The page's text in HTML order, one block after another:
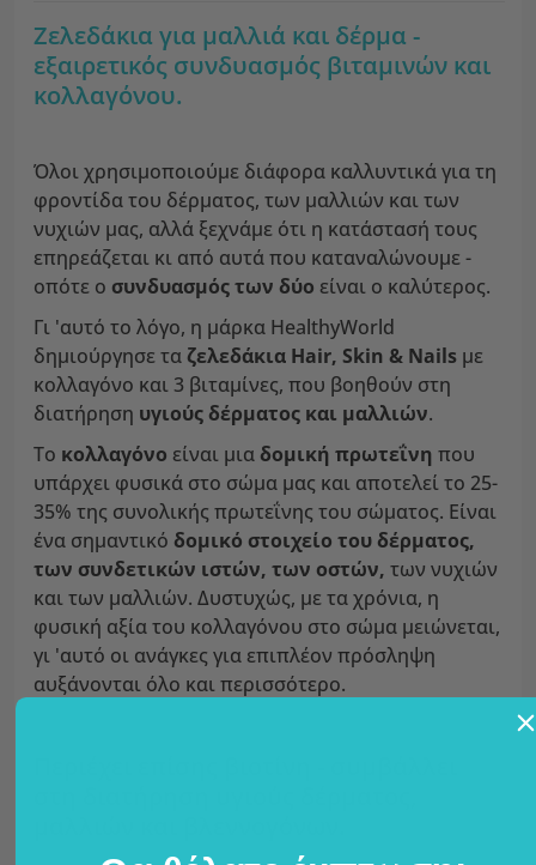
Ζελεδάκια για μαλλιά και δέρμα -
εξαιρετικός συνδυασμός βιταμινών και
κολλαγόνου.
Όλοι χρησιμοποιούμε διάφορα καλλυντικά για τη
φροντίδα του δέρματος, των μαλλιών και των
νυχιών μας, αλλά ξεχνάμε ότι η κατάστασή τους
επηρεάζεται κι από αυτά που καταναλώνουμε -
οπότε ο συνδυασμός των δύο είναι ο καλύτερος.
Γι 'αυτό το λόγο, η μάρκα HealthyWorld
δημιούργησε τα ζελεδάκια Hair, Skin & Nails με
κολλαγόνο και 3 βιταμίνες, που βοηθούν στη
διατήρηση υγιούς δέρματος και μαλλιών.
Το κολλαγόνο είναι μια δομική πρωτεΐνη που
υπάρχει φυσικά στο σώμα μας και αποτελεί το 25-
35% της συνολικής πρωτεΐνης του σώματος. Είναι
ένα σημαντικό δομικό στοιχείο του δέρματος,
των συνδετικών ιστών, των οστών, των νυχιών
και των μαλλιών. Δυστυχώς, με τα χρόνια, η
φυσική αξία του κολλαγόνου στο σώμα μειώνεται,
γι 'αυτό οι ανάγκες για επιπλέον πρόσληψη
αυξάνονται όλο και περισσότερο.